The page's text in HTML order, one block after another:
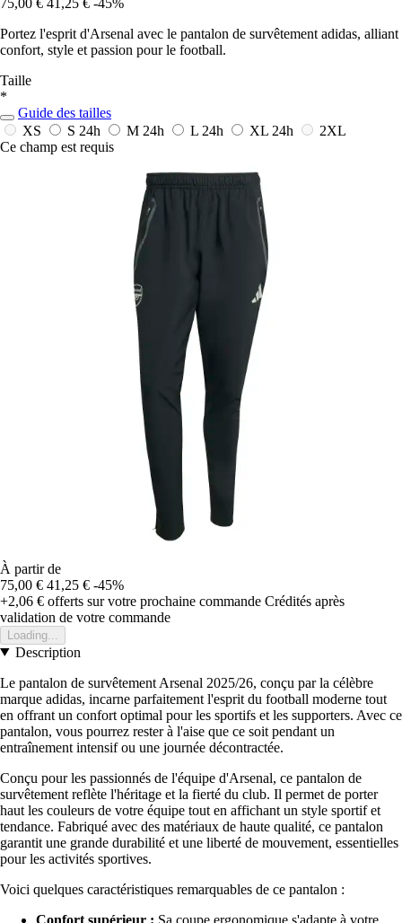
Portez l'esprit d'Arsenal avec le pantalon de survêtement adidas, alliant
confort, style et passion pour le football.
Taille
*
Guide des tailles
XS
S 24h M 24h L 24h XL 24h
2XL
Ce champ est requis
À partir de
75,00 € 41,25 € -45%
+2,06 € offerts sur votre prochaine commande Crédités après
validation de votre commande
Loading...
Description
Le pantalon de survêtement Arsenal 2025/26, conçu par la célèbre
marque adidas, incarne parfaitement l'esprit du football moderne tout
en offrant un confort optimal pour les sportifs et les supporters. Avec ce
pantalon, vous pourrez rester à l'aise que ce soit pendant un
entraînement intensif ou une journée décontractée.
Conçu pour les passionnés de l'équipe d'Arsenal, ce pantalon de
survêtement reflète l'héritage et la fierté du club. Il permet de porter
haut les couleurs de votre équipe tout en affichant un style sportif et
tendance. Fabriqué avec des matériaux de haute qualité, ce pantalon
garantit une grande durabilité et une liberté de mouvement, essentielles
pour les activités sportives.
Voici quelques caractéristiques remarquables de ce pantalon :
Confort supérieur : Sa coupe ergonomique s'adapte à votre